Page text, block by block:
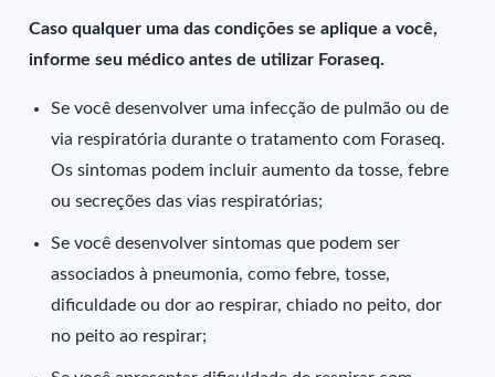
Caso qualquer uma das condições se aplique a você,
informe seu médico antes de utilizar Foraseq.
Se você desenvolver uma infecção de pulmão ou de
via respiratória durante o tratamento com Foraseq.
Os sintomas podem incluir aumento da tosse, febre
ou secreções das vias respiratórias;
Se você desenvolver sintomas que podem ser
associados à pneumonia, como febre, tosse,
dificuldade ou dor ao respirar, chiado no peito, dor
no peito ao respirar;